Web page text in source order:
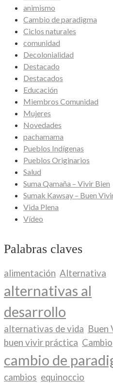
animismo
Cambio de paradigma
Ciclos naturales
comunidad
Decolonialidad
Destacado
Destacados
Educación
Miembros Comunidad
Mujeres
Novedades
pachamama
Pueblos Indígenas
Pueblos Originarios
Salud
Suma Qamaña – Vivir Bien
Sumak Kawsay – Buen
Vida Plena
Vídeo
Palabras claves
alimentación Alternativa
alternativas al
desarrollo
alternativas de vida Buen
buen vivir práctica Cambio
cambio de
cambios equinoccio